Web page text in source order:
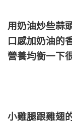
用奶油炒些蒜
口感加奶油的
營養均衡一下
小雞腿跟雞翅